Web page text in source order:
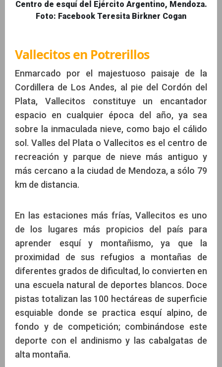
Centro de esquí del Ejército Argentino, Mendoza.
Foto: Facebook Teresita Birkner Cogan
Vallecitos en Potrerillos
Enmarcado por el majestuoso paisaje de la
Cordillera de Los Andes, al pie del Cordón del
Plata, Vallecitos constituye un encantador
espacio en cualquier época del año, ya sea
sobre la inmaculada nieve, como bajo el cálido
sol. Valles del Plata o Vallecitos es el centro de
recreación y parque de nieve más antiguo y
más cercano a la ciudad de Mendoza, a sólo 79
km de distancia.
En las estaciones más frías, Vallecitos es uno
de los lugares más propicios del país para
aprender esquí y montañismo, ya que la
proximidad de sus refugios a montañas de
diferentes grados de dificultad, lo convierten en
una escuela natural de deportes blancos. Doce
pistas totalizan las 100 hectáreas de superficie
esquiable donde se practica esquí alpino, de
fondo y de competición; combinándose este
deporte con el andinismo y las cabalgatas de
alta montaña.